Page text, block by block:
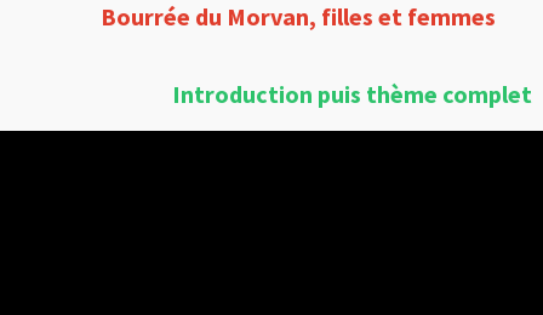
Bourrée du Morvan, filles et femmes
Introduction puis thème complet